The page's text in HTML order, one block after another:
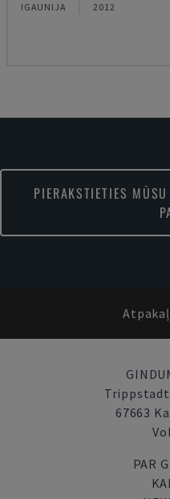
IGAUNIJA 2012
PIERAKSTIETIES
67663
PAR